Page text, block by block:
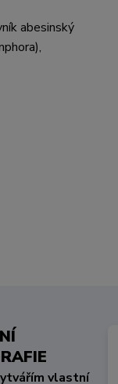
abesinský
vlastní